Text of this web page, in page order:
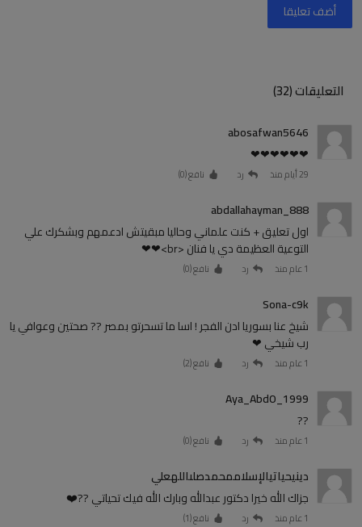
أضف تعليقا
التعليقات (32)
abosafwan5646
❤❤❤❤❤❤
29 أيام منذ رد نافع (0
)
abdallahayman_888
اول تعليق + كنت علماني وحاليا مبقيتش ادعمهم وبشكرك علي
التوعية العظيمة دي يا فنان <br>❤❤
1 عام منذ رد نافع (0
)
Sona-c9k
شيخ عنا بسوريا ادن الفجر ! اسا ما تسحرتو بمصر ?? صحتين وعوافي يا
رب شيخي ❤
1 عام منذ رد نافع (2
)
Aya_AbdO_1999
??
1 عام منذ رد نافع (0
)
دينيحياتيالإسلاممحمدصلىاللهعلي
جزاك الله خيرا دكتور عبدالله وبارك الله فيك تحياتي ??❤️
1 عام منذ رد نافع (1
)